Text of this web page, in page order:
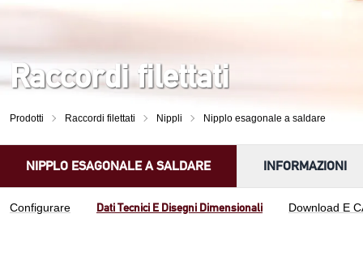
Raccordi filettati
Prodotti Raccordi filettati Nippli Nipplo esagonale a saldare
NIPPLO ESAGONALE A SALDARE INFORMAZIONI
Configurare Dati Tecnici E Disegni Dimensionali Download E